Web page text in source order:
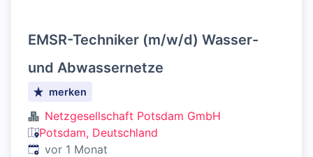
EMSR-Techniker (m/w/d) Wasser-
und Abwassernetze
merken
Netzgesellschaft Potsdam GmbH
Potsdam, Deutschland
Veröffentlicht:
vor 1 Monat